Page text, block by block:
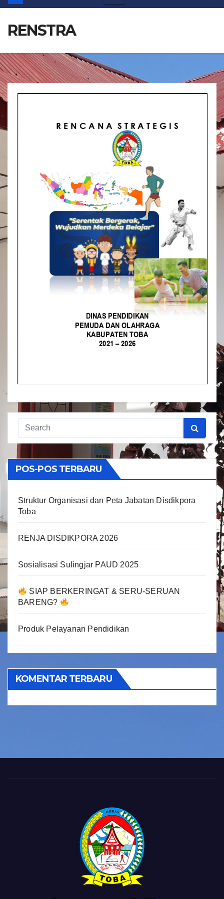
RENSTRA
POS-POS TERBARU
Struktur Organisasi dan Peta Jabatan Disdikpora
Toba
RENJA DISDIKPORA 2026
Sosialisasi Sulingjar PAUD 2025
SIAP BERKERINGAT & SERU-SERUAN
BARENG?
Produk Pelayanan Pendidikan
KOMENTAR TERBARU